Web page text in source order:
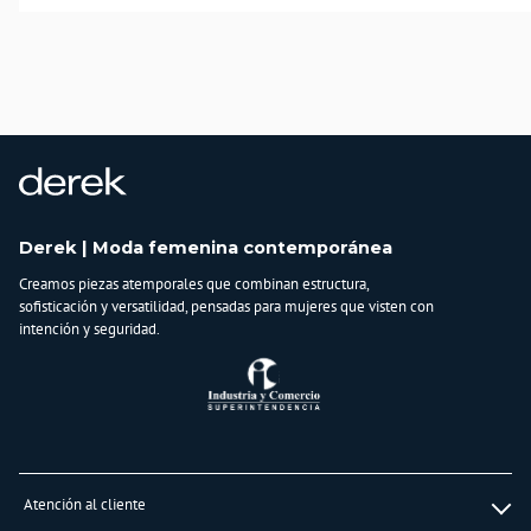
Derek | Moda femenina contemporánea
Creamos piezas atemporales que combinan estructura,
sofisticación y versatilidad, pensadas para mujeres que visten con
intención y seguridad.
Atención al cliente